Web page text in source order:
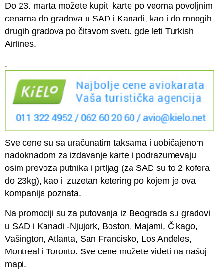
Do 23. marta možete kupiti karte po veoma povoljnim
cenama do gradova u SAD i Kanadi, kao i do mnogih
drugih gradova po čitavom svetu gde leti Turkish
Airlines.
.
Sve cene su sa uračunatim taksama i uobičajenom
nadoknadom za izdavanje karte i podrazumevaju
osim prevoza putnika i prtljag (za SAD su to 2 kofera
do 23kg), kao i izuzetan ketering po kojem je ova
kompanija poznata.
Na promociji su za putovanja iz Beograda su gradovi
u SAD i Kanadi -Njujork, Boston, Majami, Čikago,
Vašington, Atlanta, San Francisko, Los Anđeles,
Montreal i Toronto. Sve cene možete videti na našoj
mapi.